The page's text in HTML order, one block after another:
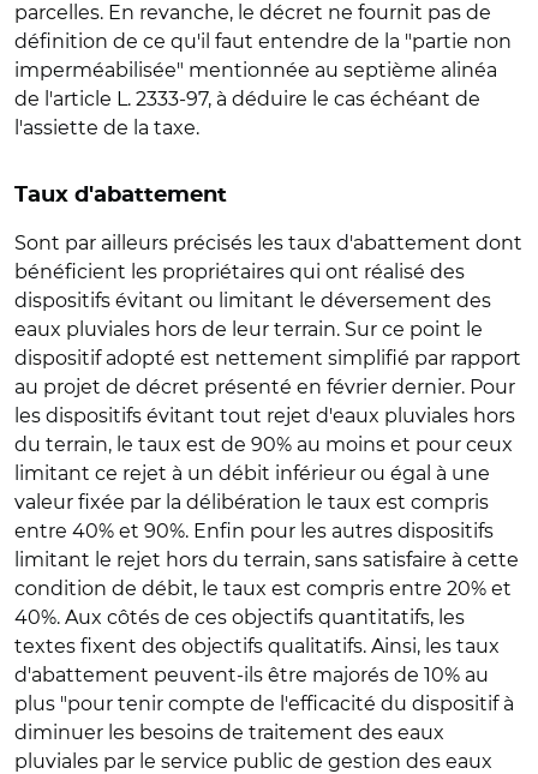
parcelles. En revanche, le décret ne fournit pas de
définition de ce qu'il faut entendre de la "partie non
imperméabilisée" mentionnée au septième alinéa
de l'article L. 2333-97, à déduire le cas échéant de
l'assiette de la taxe.
Taux d'abattement
Sont par ailleurs précisés les taux d'abattement dont
bénéficient les propriétaires qui ont réalisé des
dispositifs évitant ou limitant le déversement des
eaux pluviales hors de leur terrain. Sur ce point le
dispositif adopté est nettement simplifié par rapport
au projet de décret présenté en février dernier. Pour
les dispositifs évitant tout rejet d'eaux pluviales hors
du terrain, le taux est de 90% au moins et pour ceux
limitant ce rejet à un débit inférieur ou égal à une
valeur fixée par la délibération le taux est compris
entre 40% et 90%. Enfin pour les autres dispositifs
limitant le rejet hors du terrain, sans satisfaire à cette
condition de débit, le taux est compris entre 20% et
40%. Aux côtés de ces objectifs quantitatifs, les
textes fixent des objectifs qualitatifs. Ainsi, les taux
d'abattement peuvent-ils être majorés de 10% au
plus "pour tenir compte de l'efficacité du dispositif à
diminuer les besoins de traitement des eaux
pluviales par le service public de gestion des eaux